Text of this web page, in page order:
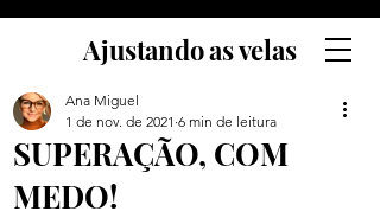
Ajustando as velas
SUPERAÇÃO, COM
MEDO!
Ana Miguel
1 de nov. de 2021 6 min de leitura